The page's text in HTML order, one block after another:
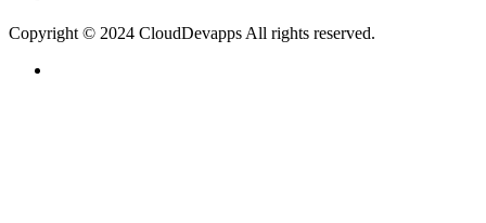
Copyright © 2024 CloudDevapps All rights reserved.